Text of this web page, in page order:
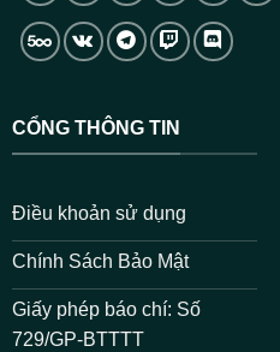
CỔNG THÔNG TIN
Điều khoản sử dụng
Chính Sách Bảo Mật
Giấy phép báo chí: Số
729/GP-BTTTT